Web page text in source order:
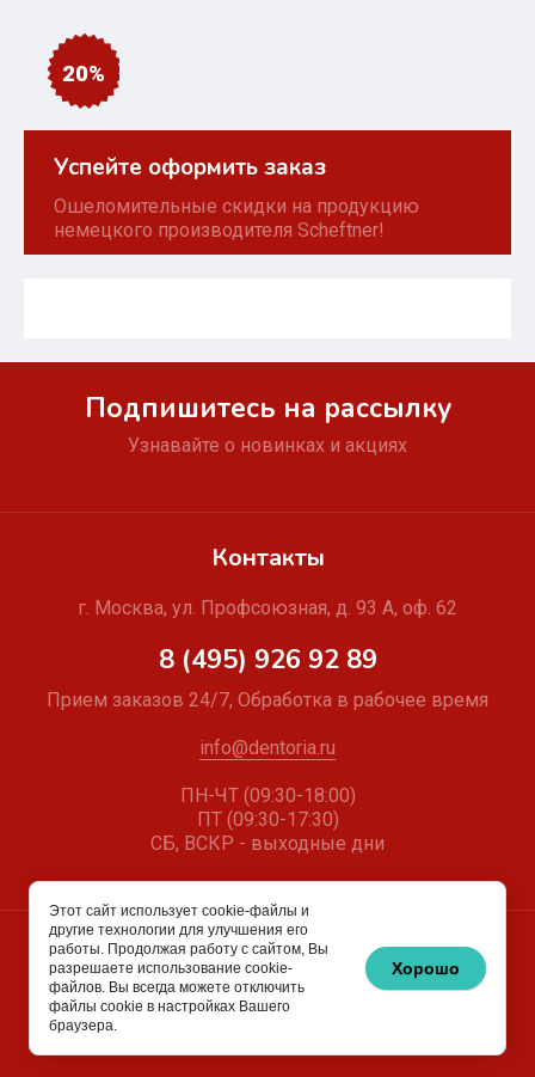
20%
Успейте оформить заказ
Ошеломительные скидки на продукцию
немецкого производителя Scheftner!
Подпишитесь на рассылку
Узнавайте о новинках и акциях
Контакты
г. Москва, ул. Профсоюзная, д. 93 А, оф. 62
8 (495) 926 92 89
Прием заказов 24/7, Обработка в рабочее время
info@dentoria.ru
ПН-ЧТ (09:30-18:00)
ПТ (09:30-17:30)
СБ, ВСКР - выходные дни
© 2024 Дентория
Этот сайт использует cookie-файлы и
другие технологии для улучшения его
работы. Продолжая работу с сайтом, Вы
разрешаете использование cookie-
файлов. Вы всегда можете отключить
файлы cookie в настройках Вашего
браузера.
Хорошо